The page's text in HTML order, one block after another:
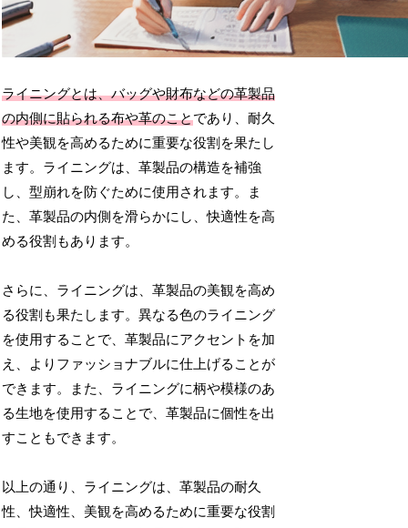
ライニングとは、バッグや財布などの革製品
の内側に貼られる布や革のことであり、耐久
性や美観を高めるために重要な役割を果たし
ます。ライニングは、革製品の構造を補強
し、型崩れを防ぐために使用されます。ま
た、革製品の内側を滑らかにし、快適性を高
める役割もあります。
さらに、ライニングは、革製品の美観を高め
る役割も果たします。異なる色のライニング
を使用することで、革製品にアクセントを加
え、よりファッショナブルに仕上げることが
できます。また、ライニングに柄や模様のあ
る生地を使用することで、革製品に個性を出
すこともできます。
以上の通り、ライニングは、革製品の耐久
性、快適性、美観を高めるために重要な役割